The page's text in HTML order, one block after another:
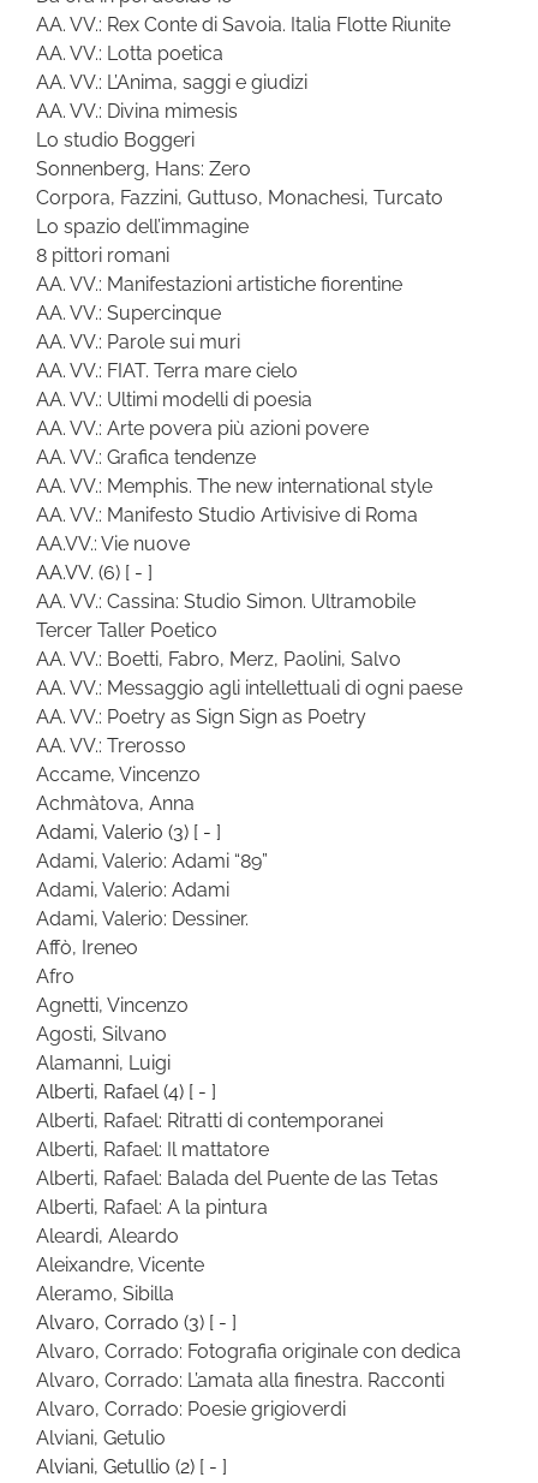
AA. VV.: Rex Conte di Savoia. Italia Flotte Riunite
AA. VV.: Lotta poetica
AA. VV.: L’Anima, saggi e giudizi
AA. VV.: Divina mimesis
Lo studio Boggeri
Sonnenberg, Hans: Zero
Corpora, Fazzini, Guttuso, Monachesi, Turcato
Lo spazio dell’immagine
8 pittori romani
AA. VV.: Manifestazioni artistiche fiorentine
AA. VV.: Supercinque
AA. VV.: Parole sui muri
AA. VV.: FIAT. Terra mare cielo
AA. VV.: Ultimi modelli di poesia
AA. VV.: Arte povera più azioni povere
AA. VV.: Grafica tendenze
AA. VV.: Memphis. The new international style
AA. VV.: Manifesto Studio Artivisive di Roma
AA.VV.: Vie nuove
AA.VV. (6) [ - ]
AA. VV.: Cassina: Studio Simon. Ultramobile
Tercer Taller Poetico
AA. VV.: Boetti, Fabro, Merz, Paolini, Salvo
AA. VV.: Messaggio agli intellettuali di ogni paese
AA. VV.: Poetry as Sign Sign as Poetry
AA. VV.: Trerosso
Accame, Vincenzo
Achmàtova, Anna
Adami, Valerio (3) [ - ]
Adami, Valerio: Adami “89”
Adami, Valerio: Adami
Adami, Valerio: Dessiner.
Affò, Ireneo
Afro
Agnetti, Vincenzo
Agosti, Silvano
Alamanni, Luigi
Alberti, Rafael(4) [ - ]
Alberti, Rafael: Ritratti di contemporanei
Alberti, Rafael: Il mattatore
Alberti, Rafael: Balada del Puente de las Tetas
Alberti, Rafael: A la pintura
Aleardi, Aleardo
Aleixandre, Vicente
Aleramo, Sibilla
Alvaro, Corrado (3) [ - ]
Alvaro, Corrado: Fotografia originale con dedica
Alvaro, Corrado: L’amata alla finestra. Racconti
Alvaro, Corrado: Poesie grigioverdi
Alviani, Getulio
Alviani, Getullio (2) [ - ]